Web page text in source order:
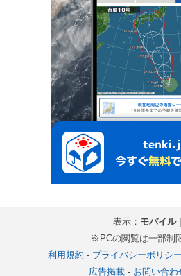
表示： モバイル｜
※PCの閲覧は一部制
利用規約 - プライバシーポリシー
広告掲載- お問い合わ